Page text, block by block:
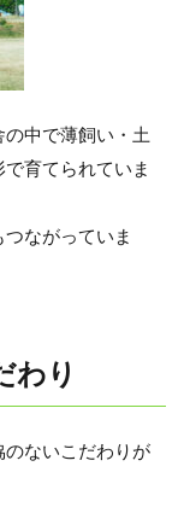
中で薄飼い・土
育てられていま
ながっていま
わり
ないこだわりが